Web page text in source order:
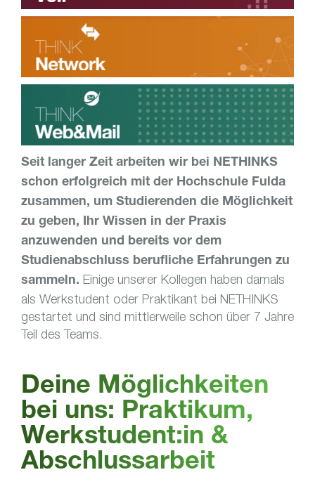
Seit langer Zeit arbeiten wir bei NETHINKS
schon erfolgreich mit der Hochschule Fulda
zusammen, um Studierenden die Möglichkeit
zu geben, Ihr Wissen in der Praxis
anzuwenden und bereits vor dem
Studienabschluss berufliche Erfahrungen zu
sammeln. Einige unserer Kollegen haben damals
als Werkstudent oder Praktikant bei NETHINKS
gestartet und sind mittlerweile schon über 7 Jahre
Teil des Teams.
Deine Möglichkeiten
bei uns: Praktikum,
Werkstudent:in &
Abschlussarbeit